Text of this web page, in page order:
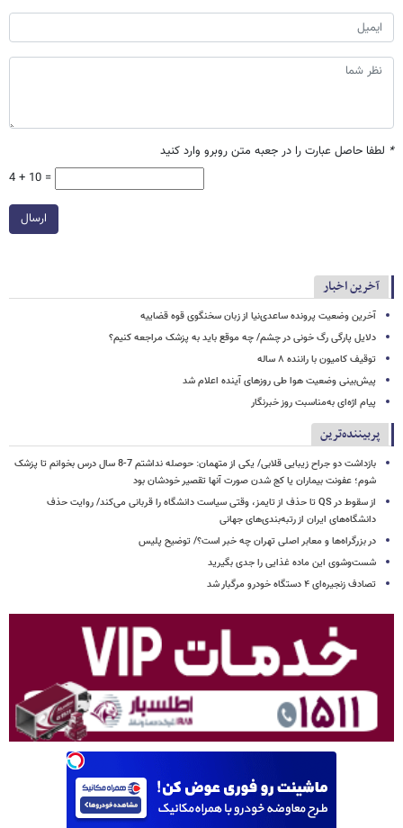
* لطفا حاصل عبارت را در جعبه متن روبرو وارد کنید
4 + 10 =
ارسال
آخرین اخبار
آخرین وضعیت پرونده ساعدی‌نیا از زبان سخنگوی قوه قضاییه
دلایل پارگی رگ خونی در چشم/ چه موقع باید به پزشک مراجعه کنیم؟
توقیف کامیون با راننده ۸ ساله
پیش‌بینی وضعیت هوا طی روزهای آینده اعلام شد
پیام اژه‌ای به‌مناسبت روز خبرنگار
پربیننده‌ترین
بازداشت دو جراح زیبایی قلابی/ یکی از متهمان: حوصله نداشتم 7-8 سال درس بخوانم تا پزشک
شوم؛ عفونت بیماران یا کج شدن صورت آنها تقصیر خودشان بود
از سقوط در QS تا حذف از تایمز، وقتی سیاست دانشگاه را قربانی می‌کند/ روایت حذف
دانشگاه‌های ایران از رتبه‌بندی‌های جهانی
در بزرگراه‌ها و معابر اصلی تهران چه خبر است؟/ توضیح پلیس
شست‌وشوی این ماده غذایی را جدی بگیرید
تصادف زنجیره‌ای ۴ دستگاه خودرو مرگبار شد